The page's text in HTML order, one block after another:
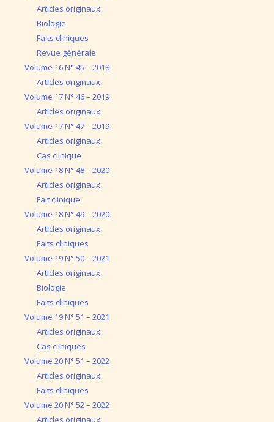
Articles originaux
Biologie
Faits cliniques
Revue générale
Volume 16 N° 45 – 2018
Articles originaux
Volume 17 N° 46 – 2019
Articles originaux
Volume 17 N° 47 – 2019
Articles originaux
Cas clinique
Volume 18 N° 48 – 2020
Articles originaux
Fait clinique
Volume 18 N° 49 – 2020
Articles originaux
Faits cliniques
Volume 19 N° 50 – 2021
Articles originaux
Biologie
Faits cliniques
Volume 19 N° 51 – 2021
Articles originaux
Cas cliniques
Volume 20 N° 51 – 2022
Articles originaux
Faits cliniques
Volume 20 N° 52 – 2022
Articles originaux